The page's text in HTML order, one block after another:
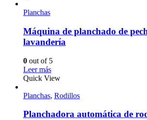
Planchas
Máquina de planchado de
lavandería
0 out of 5
Leer más
Quick View
Planchas, Rodillos
Planchadora automática de